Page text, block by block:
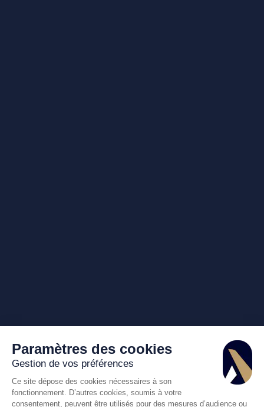
Paramètres des cookies
Gestion de vos préférences
Ce site dépose des cookies nécessaires à son
fonctionnement. D’autres cookies, soumis à votre
consentement, peuvent être utilisés pour des mesures d’audience ou